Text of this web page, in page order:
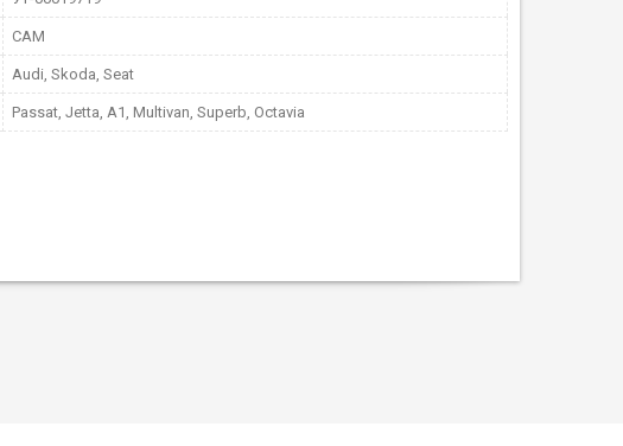
CAM
Audi, Skoda, Seat
Passat, Jetta, A1, Multivan, Superb, Octavia